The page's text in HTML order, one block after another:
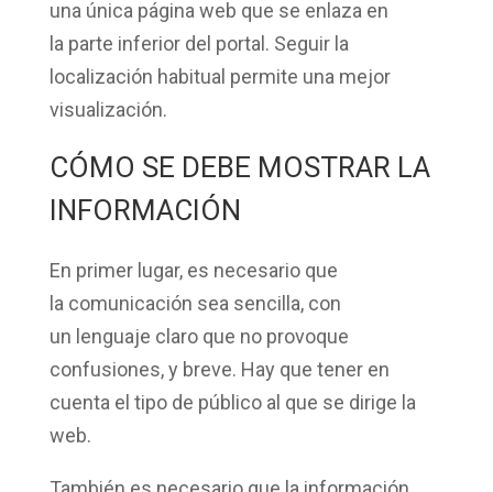
una única página web que se enlaza en
la parte inferior del portal . Seguir la
localización habitual permite una mejor
visualización.
CÓMO SE DEBE MOSTRAR LA
INFORMACIÓN
En primer lugar, es necesario que
la comunicación sea sencilla, con
un lenguaje claro que no provoque
confusiones, y breve. Hay que tener en
cuenta el tipo de públicoal que se dirige la
web.